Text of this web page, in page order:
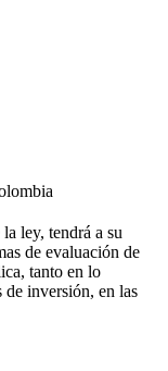
ley, tendrá a su
de evaluación de
tanto en lo
inversión, en las